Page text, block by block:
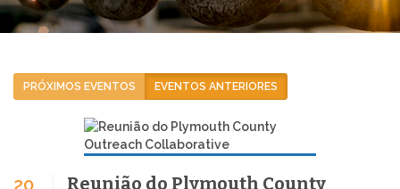
PRÓXIMOS EVENTOS EVENTOS ANTERIORES
20
Reunião do Plymouth County